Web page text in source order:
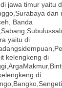
jawa timur yaitu
Banda
yaitu di
kelengkeng di
di